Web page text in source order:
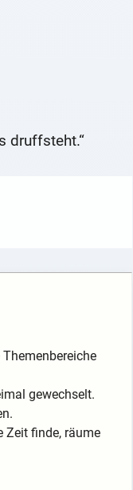
druffsteht.“
gewechselt.
Zeit finde, räume